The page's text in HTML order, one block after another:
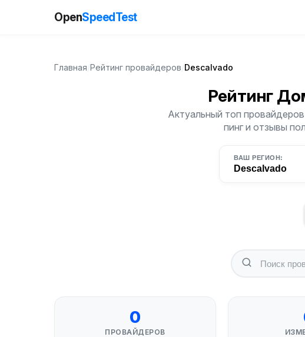
OpenSpeedTest
Главная Рейтинг провайдеров Descalvado
Рейтинг
Актуальный топ
пинг и отзывы
ВАШ РЕГИОН:
Descalvado
0
ПРОВАЙДЕРОВ